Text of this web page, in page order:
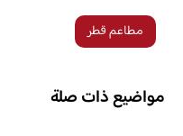
مطاعم قطر
مواضيع ذات صلة